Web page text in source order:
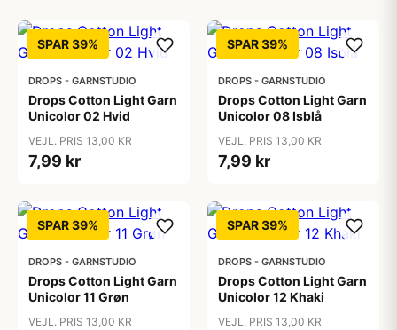
SPAR 39%
DROPS - GARNSTUDIO
Drops Cotton Light Garn
Unicolor 02 Hvid
VEJL. PRIS 13,00 KR
7,99 kr
SPAR 39%
DROPS - GARNSTUDIO
Drops Cotton Light Garn
Unicolor 08 Isblå
VEJL. PRIS 13,00 KR
7,99 kr
SPAR 39%
DROPS - GARNSTUDIO
Drops Cotton Light Garn
Unicolor 11 Grøn
VEJL. PRIS 13,00 KR
SPAR 39%
DROPS - GARNSTUDIO
Drops Cotton Light Garn
Unicolor 12 Khaki
VEJL. PRIS 13,00 KR